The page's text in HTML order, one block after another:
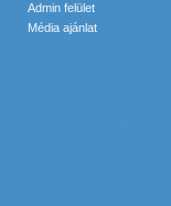
Admin felület
Média ajánlat